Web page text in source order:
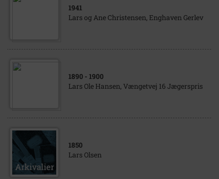
1941
Lars og Ane Christensen, Enghaven Gerlev
1890 - 1900
Lars Ole Hansen, Vængetvej 16 Jægerspris
1850
Lars Olsen